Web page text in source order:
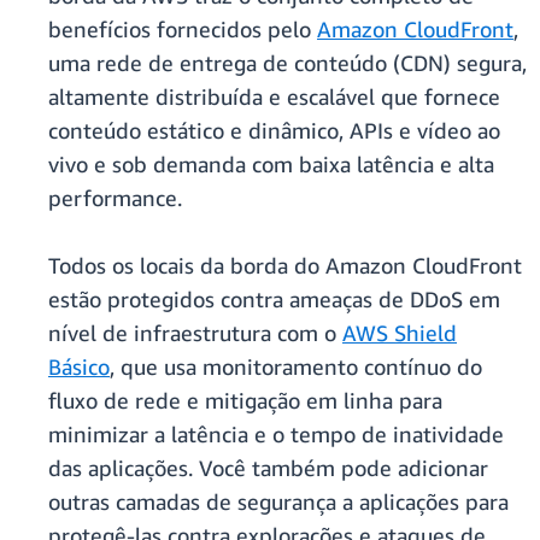
benefícios fornecidos pelo Amazon CloudFront,
uma rede de entrega de conteúdo (CDN) segura,
altamente distribuída e escalável que fornece
conteúdo estático e dinâmico, APIs e vídeo ao
vivo e sob demanda com baixa latência e alta
performance.
Todos os locais da borda do Amazon CloudFront
estão protegidos contra ameaças de DDoS em
nível de infraestrutura com o AWS Shield
Básico, que usa monitoramento contínuo do
fluxo de rede e mitigação em linha para
minimizar a latência e o tempo de inatividade
das aplicações. Você também pode adicionar
outras camadas de segurança a aplicações para